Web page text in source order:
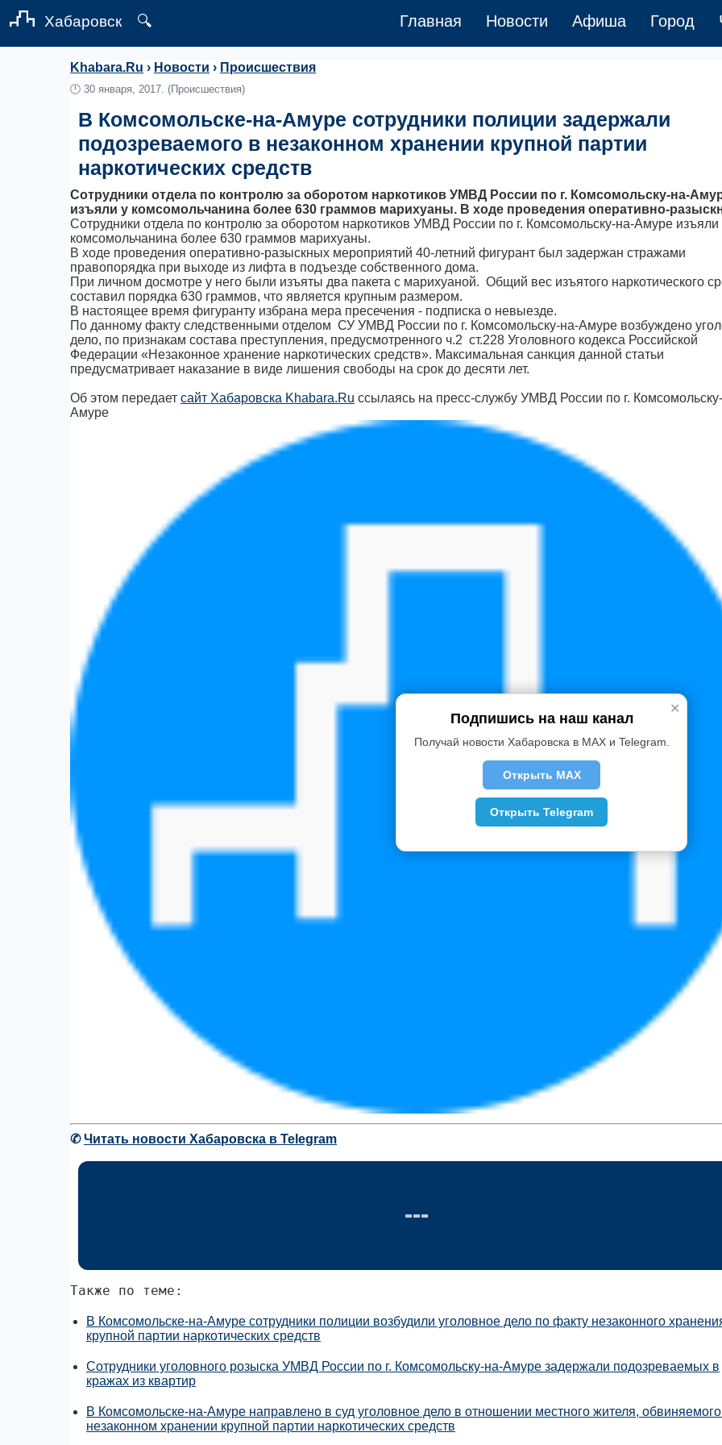
Хабаровск 🔍 Главная Новости Афиша Город
Khabara.Ru › Новости › Происшествия
🕛 30 января, 2017. (Происшествия)
В Комсомольске-на-Амуре сотрудники полиции задержали
подозреваемого в незаконном хранении крупной партии
наркотических средств
Сотрудники отдела по контролю за оборотом наркотиков УМВД России по г. Комсомольску-на-
изъяли у комсомольчанина более 630 граммов марихуаны. В ходе проведения оперативно-
Сотрудники отдела по контролю за оборотом наркотиков УМВД России по г. Комсомольску-на-Амуре изъяли
комсомольчанина более 630 граммов марихуаны.
В ходе проведения оперативно-разыскных мероприятий 40-летний фигурант был задержан стражами
правопорядка при выходе из лифта в подъезде собственного дома.
При личном досмотре у него были изъяты два пакета с марихуаной. Общий вес изъятого наркотического
составил порядка 630 граммов, что является крупным размером.
В настоящее время фигуранту избрана мера пресечения - подписка о невыезде.
По данному факту следственными отделом СУ УМВД России по г. Комсомольску-на-Амуре возбуждено
дело, по признакам состава преступления, предусмотренного ч.2 ст.228 Уголовного кодекса Российской
Федерации «Незаконное хранение наркотических средств». Максимальная санкция данной статьи
предусматривает наказание в виде лишения свободы на срок до десяти лет.
Об этом передает сайт Хабаровска Khabara.Ru ссылаясь на пресс-службу УМВД России по г.
Амуре
✆Читать новости Хабаровска в Telegram
Также по теме:
В Комсомольске-на-Амуре сотрудники полиции возбудили уголовное дело по факту незаконного
крупной партии наркотических средств
Сотрудники уголовного розыска УМВД России по г. Комсомольску-на-Амуре задержали подозреваемых в
кражах из квартир
В Комсомольске-на-Амуре направлено в суд уголовное дело в отношении местного жителя,
незаконном хранении крупной партии наркотических средств
✕
Подпишись на наш канал
Получай новости Хабаровска в MAX и Telegram.
Открыть MAX
Открыть Telegram